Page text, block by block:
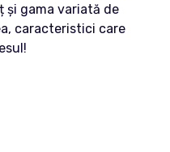
gama variată de
caracteristici care